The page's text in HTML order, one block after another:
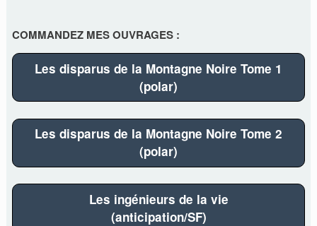
COMMANDEZ MES OUVRAGES :
Les disparus de la Montagne Noire Tome 1
(polar)
Les disparus de la Montagne Noire Tome 2
(polar)
Les ingénieurs de la vie
(anticipation/SF)